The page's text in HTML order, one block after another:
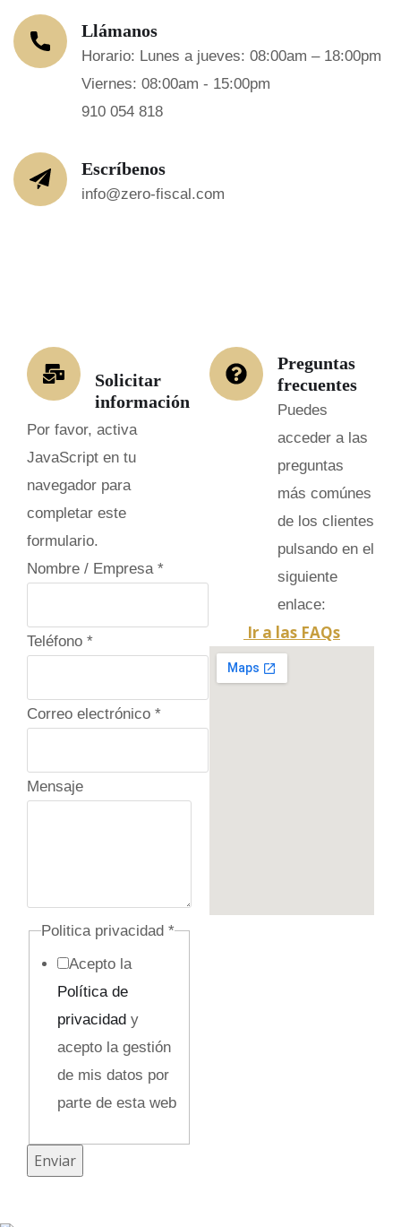
Llámanos
Horario: Lunes a jueves: 08:00am – 18:00pm
Viernes: 08:00am - 15:00pm
910 054 818
Escríbenos
info@zero-fiscal.com
Solicitar
información
Por favor, activa
JavaScript en tu
navegador para
completar este
formulario.
Nombre / Empresa *
Teléfono *
T
l
é
o
p
Correo electrónico *
Mensaje
Politica privacidad *
Acepto la
Política de
privacidady
acepto la gestión
de mis datos por
parte de esta web
Enviar
Preguntas
frecuentes
Puedes
acceder a las
preguntas
más comúnes
de los clientes
pulsando en el
siguiente
enlace:
Ir a las FAQs